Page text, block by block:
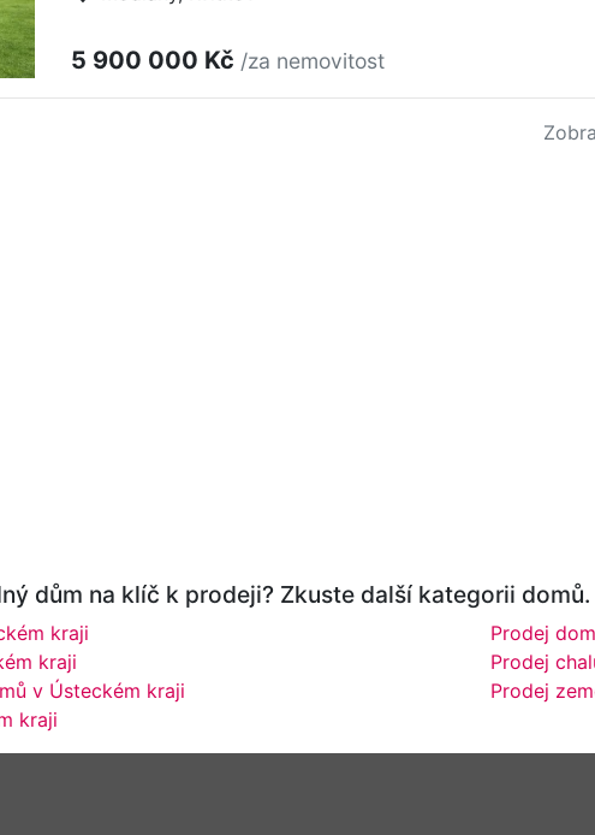
5 900 000 Kč /za nemovitost
dům na klíč k prodeji? Zkuste další kategorii domů.
kraji
kraji
v Ústeckém kraji
kraji
Prodej
Prodej
Prodej